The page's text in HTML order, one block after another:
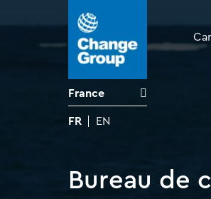
France
FR EN
Bureau de